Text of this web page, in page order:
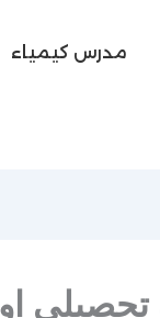
مدرس كيمياء